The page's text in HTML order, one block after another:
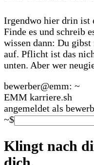
Irgendwo hier drin ist
Finde es und schreib
wissen dann: Du
auf. Pflicht ist das
unten. Aber wer
bewerber@emm: ~
EMM karriere.sh
angemeldet als
~$
Klingt nach